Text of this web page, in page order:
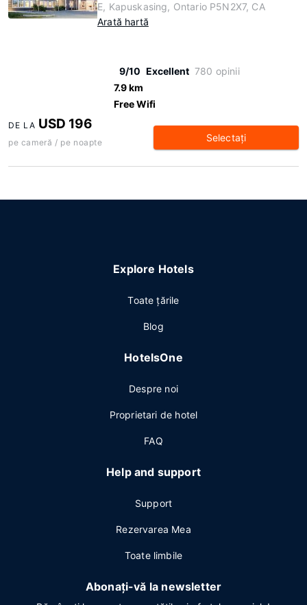
E, Kapuskasing, Ontario P5N2X7, CA
Arată hartă
9/10 Excellent 780 opinii
7.9 km
Free Wifi
DE LA USD 196
pe cameră / pe noapte Selectaţi
Explore Hotels
Toate ţările
Blog
HotelsOne
Despre noi
Proprietari de hotel
FAQ
Help and support
Support
Rezervarea Mea
Toate limbile
Abonați-vă la newsletter